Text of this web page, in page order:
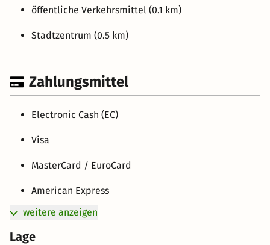
öffentliche Verkehrsmittel (0.1 km)
Stadtzentrum (0.5 km)
Zahlungsmittel
Electronic Cash (EC)
Visa
MasterCard / EuroCard
American Express
weitere anzeigen
Lage